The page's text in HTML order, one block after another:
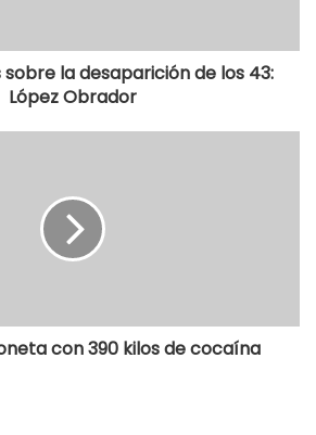
la desaparición de los 43:
López Obrador
con 390 kilos de cocaína